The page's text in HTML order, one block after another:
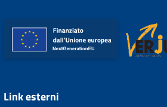
Link esterni